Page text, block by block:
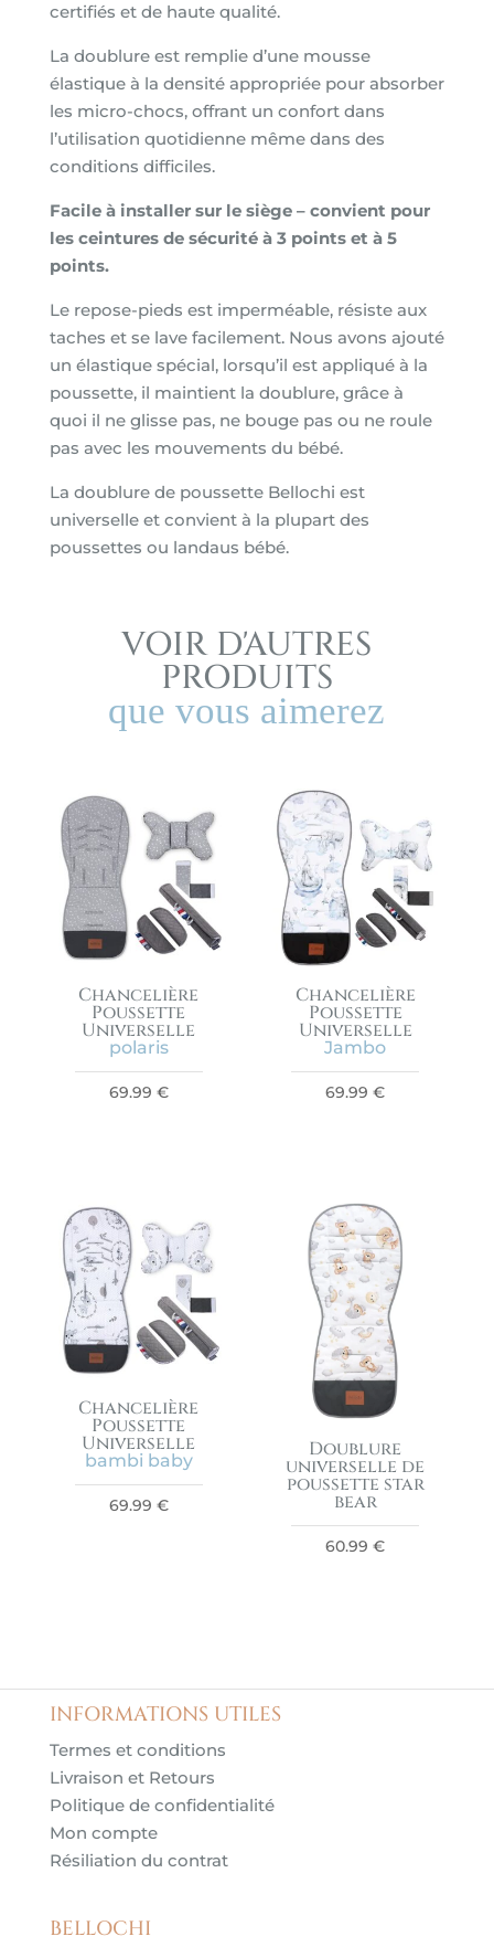
certifiés et de haute qualité.
La doublure est remplie d’une mousse
élastiqueà la densité appropriée pour absorber
les micro-chocs, offrant un confort dans
l’utilisation quotidienne même dans des
conditions difficiles.
Facile à installer sur le siège – convient pour
les ceintures de sécurité à 3 points et à 5
points.
Le repose-pieds est imperméable, résiste aux
taches et se lave facilement. Nous avons ajouté
un élastique spécial, lorsqu’il est appliqué à la
poussette, il maintient la doublure, grâce à
quoi il ne glisse pas, ne bouge pas ou ne roule
pas avec les mouvements du bébé.
La doublure de poussette Bellochi est
universelle et convient à la plupart des
poussettes ou landaus bébé.
VOIR D'AUTRES
PRODUITS
que vous aimerez
Chancelière
Poussette
Universelle
polaris
69.99 €
Chancelière
Poussette
Universelle
Jambo
69.99€
Chancelière
Poussette
Universelle
bambi baby
69.99 €
Doublure
universelle de
poussette star
bear
60.99€
INFORMATIONS UTILES
Termes et conditions
Livraison et Retours
Politique de confidentialité
Mon compte
Résiliation du contrat
BELLOCHI